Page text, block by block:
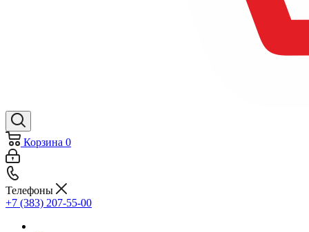
Корзина 0
Телефоны
+7 (383) 207-55-00